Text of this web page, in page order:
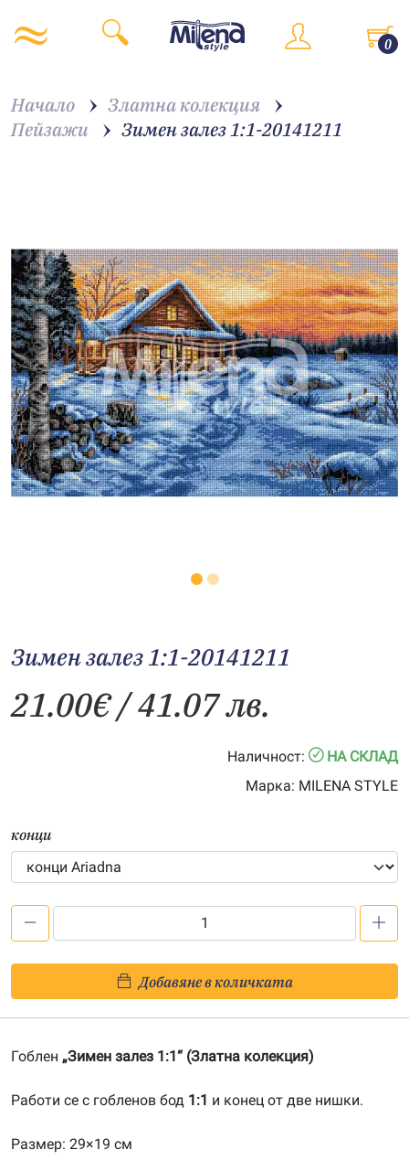
0
Начало
Златна колекция
Пейзажи
Зимен залез 1:1-20141211
Зимен залез 1:1-20141211
21.00€/ 41.07 лв.
Наличност:
НА СКЛАД
Марка: MILENA STYLE
конци
залез
1:1-
Добавяне в количката
Гоблен „Зимен залез 1:1“ (Златна колекция)
Работи се с гобленов бод 1:1 и конец от две нишки.
Размер: 29×19 см